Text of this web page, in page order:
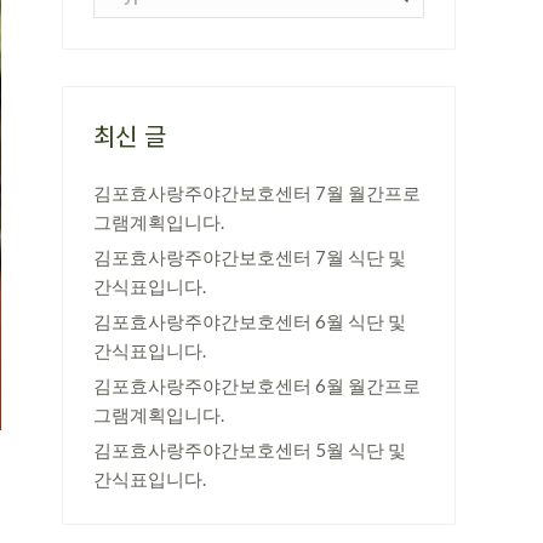
최신 글
김포효사랑주야간보호센터 7월 월간프로
그램계획입니다.
김포효사랑주야간보호센터 7월 식단 및
간식표입니다.
김포효사랑주야간보호센터 6월 식단 및
간식표입니다.
김포효사랑주야간보호센터 6월 월간프로
그램계획입니다.
김포효사랑주야간보호센터 5월 식단 및
간식표입니다.